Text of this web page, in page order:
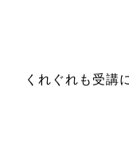
くれぐれも受講